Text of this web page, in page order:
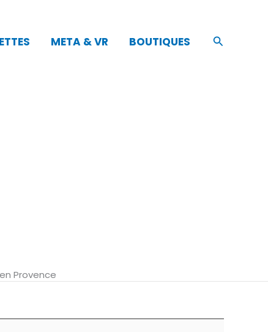
META & VR BOUTIQUES
Provence